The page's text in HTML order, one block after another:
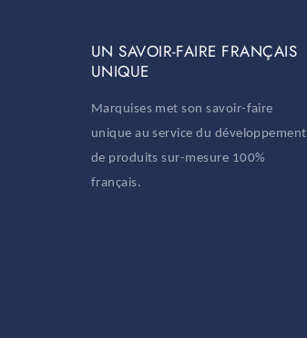
UN SAVOIR-FAIRE FRANÇAIS
UNIQUE
Marquises met son savoir-faire
unique au service du développement
de produits sur-mesure 100%
français.